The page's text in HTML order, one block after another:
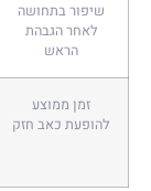
שיפור בתחושה
לאחר הגבהת
הראש
זמן ממוצע
להופעת כאב חזק